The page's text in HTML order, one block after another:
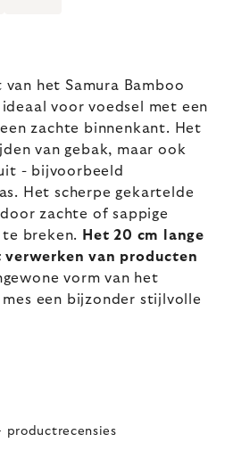
het Samura Bamboo
voor voedsel met een
zachte binnenkant. Het
van gebak, maar ook
- bijvoorbeeld
Het scherpe gekartelde
zachte of sappige
breken.
Het 20 cm lange
van producten
vorm van het
een bijzonder stijlvolle
productrecensies